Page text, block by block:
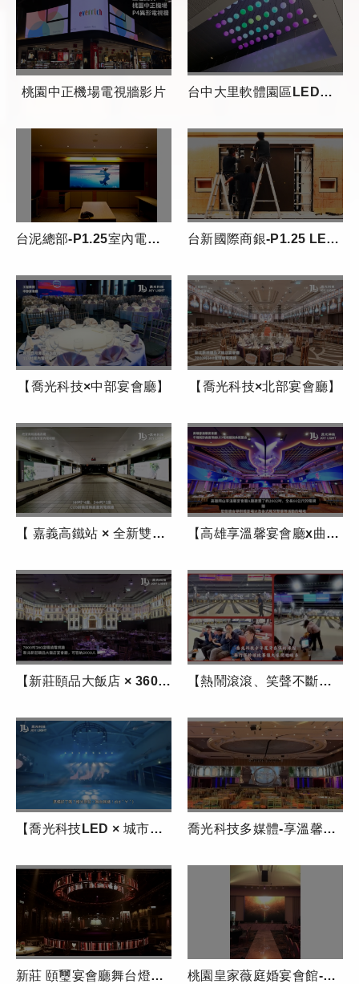
桃園中正機場電視牆影片 台中大里軟體園區LED變色動態燈球
台泥總部-P1.25室內電視牆 台新國際商銀-P1.25 LED電視牆安裝
【喬光科技×中部宴會廳】 【喬光科技×北部宴會廳】
【 嘉義高鐵站 × 全新雙排迎賓大道電視牆】 【高雄享溫馨宴會廳x曲面電視牆及環控系統整合】
【新莊頤品大飯店 × 360° 環繞視覺里程碑】 【熱鬧滾滾、笑聲不斷，喬光科技年度尾牙圓滿落幕！】
【喬光科技LED × 城市地標案例｜麥寮鄉立生活美學館與舞台燈光整合】 喬光科技多媒體-享溫馨婚宴會館開場動畫製作
新莊 頤璽宴會廳舞台燈光秀 影片來源by新娘物語 桃園皇家薇庭婚宴會館-獨家對開式螢幕+多媒體數位環控環繞電視牆